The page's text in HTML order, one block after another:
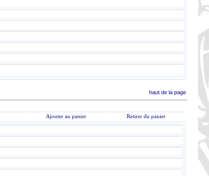
haut de la page
Ajouter au panier Retirer du panier